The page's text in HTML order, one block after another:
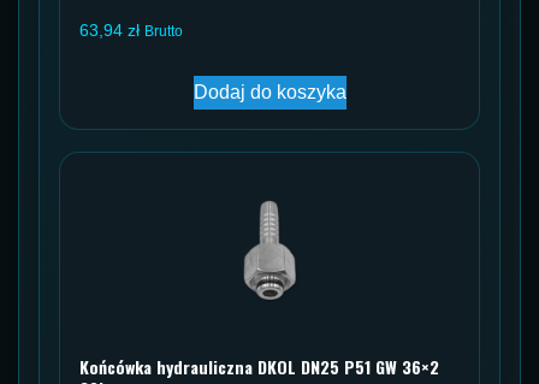
63,94 zł Brutto
Dodaj do koszyka
Końcówka hydrauliczna DKOL DN25 P51 GW 36×2